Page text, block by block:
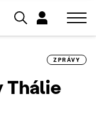
ZPRÁVY
Thálie